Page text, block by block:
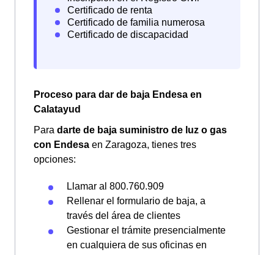
Proceso para dar de baja Endesa en
Calatayud
Para darte de baja suministro de luz o gas
con Endesa en Zaragoza, tienes tres
opciones:
Llamar al 800.760.909
Rellenar el formulario de baja, a
través del área de clientes
Gestionar el trámite presencialmente
en cualquiera de sus oficinas en